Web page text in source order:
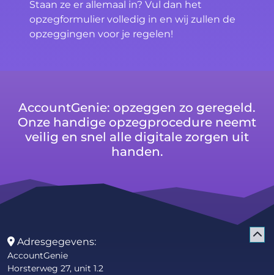
Staan ze er allemaal in? Vul dan het
opzegformulier volledig in en wij zullen de
opzeggingen voor je regelen!
AccountGenie: opzeggen zo geregeld.
Onze handige opzegprocedure neemt
veilig en snel alle digitale zorgen uit
handen.
Adresgegevens:
AccountGenie
Horsterweg 27, unit 1.2